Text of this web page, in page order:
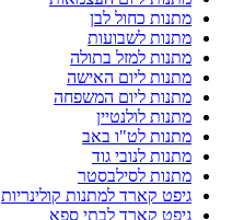
מתנות כחול לבן
מתנות לשבועות
מתנות למזל בתולה
מתנות ליום האישה
מתנות ליום המשפחה
מתנות לולנטיין
מתנות לט"ו באב
מתנות לנובי גוד
מתנות לסילבסטר
גיפט קארד למתנות קולינריות
גיפט קארד לבתי ספא